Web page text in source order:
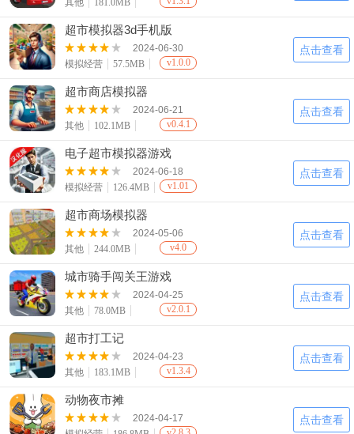
其他
181.0MB
超市模拟器3d手机版
2024-06-30
模拟经营
57.5MB v1.0.0
点击查看
超市商店模拟器
2024-06-21
其他
102.1MB v0.4.1
点击查看
电子超市模拟器游戏
2024-06-18
模拟经营
126.4MB v1.01
点击查看
超市商场模拟器
2024-05-06
其他
244.0MB v4.0
点击查看
城市骑手闯关王游戏
2024-04-25
其他
78.0MB v2.0.1
点击查看
超市打工记
2024-04-23
其他
183.1MB v1.3.4
点击查看
动物夜市摊
2024-04-17
点击查看